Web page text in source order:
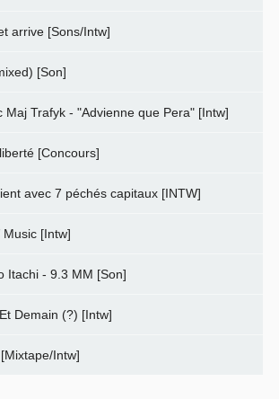
arrive [Sons/Intw]
[Son]
Maj Trafyk - "Advienne que Pera" [Intw]
[Concours]
avec 7 péchés capitaux [INTW]
Music [Intw]
Itachi - 9.3 MM [Son]
Demain (?) [Intw]
Intw]